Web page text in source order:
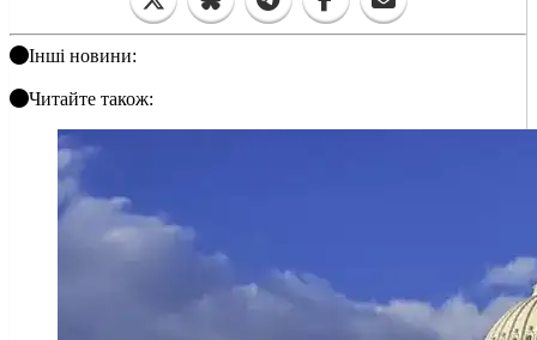
Інші новини:
Читайте також: